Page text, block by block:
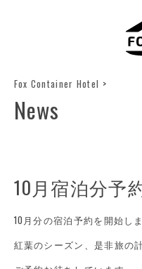
Fox Container Hotel >
News
10月宿泊分予
10月分の宿泊予約を開始し
紅葉のシーズン、是非旅の